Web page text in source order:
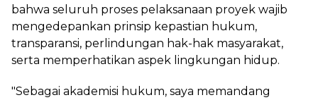
bahwa seluruh proses pelaksanaan proyek wajib
mengedepankan prinsip kepastian hukum,
transparansi, perlindungan hak-hak masyarakat,
serta memperhatikan aspek lingkungan hidup.
"Sebagai akademisi hukum, saya memandang